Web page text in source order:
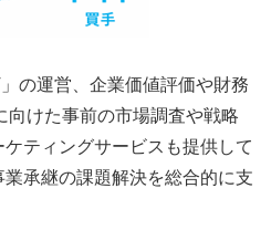
の運営、企業価値評価や財務
向けた事前の市場調査や戦略
ティングサービスも提供して
承継の課題解決を総合的に支